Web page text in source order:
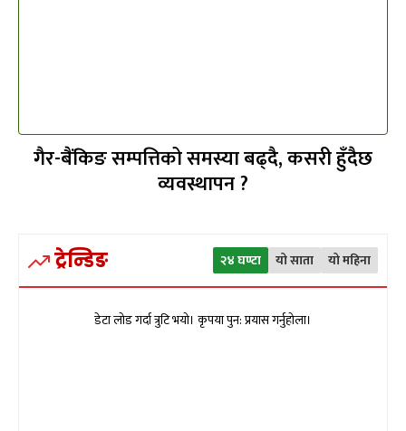
गैर-बैंकिङ सम्पत्तिको समस्या बढ्दै, कसरी हुँदैछ
व्यवस्थापन ?
ट्रेन्डिङ २४ घण्टा यो साता यो महिना
डेटा लोड गर्दा त्रुटि भयो। कृपया पुन: प्रयास गर्नुहोला।